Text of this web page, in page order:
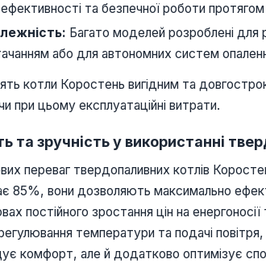
ефективності та безпечної роботи
Багато моделей розроблені
або для автономних систем
котли Коростень вигідним та
при цьому експлуатаційні витрати.
та зручність у використанні
переваг твердопаливних котлів
85%, вони дозволяють максимально
постійного зростання цін на
температури та подачі
комфорт, але й додатково оптимізує